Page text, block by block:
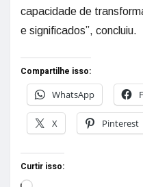
capacidade de
e significados”, concluiu.
Compartilhe isso:
WhatsApp
X Pinterest
Curtir isso: